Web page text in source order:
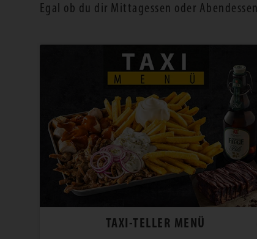
Egal ob du dir Mittagessen oder
TAXI-TELLER MENÜ